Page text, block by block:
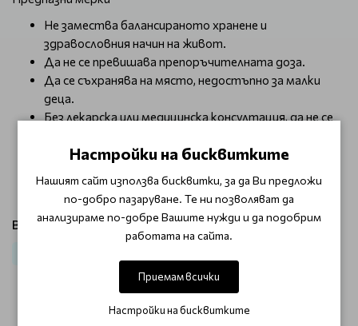
Не замества балансираното хранене и
здравословния начин на живот.
Да не се превишава препоръчителната доза.
Да се съхранява на място, недостъпно за малки
деца.
Без лекарска или медицинска консултация, да не се
се използва за деца под 6 години.
на светлина и топлина
Виж продукти от категория:
ОТЗИВИ (0)
Настройки на бисквитките
Нашият сайт използва бисквитки, за да Ви предложи
по-добро пазаруване. Те ни позволяват да
анализираме по-добре Вашите нужди и да подобрим
работата на сайта.
Приемам всички
Настройки на бисквитките